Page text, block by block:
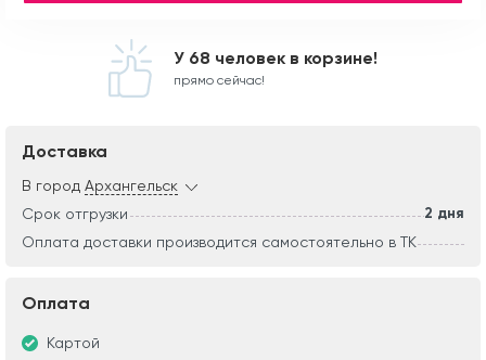
У 68 человек в корзине!
прямо сейчас!
Доставка
В город Архангельск
Срок отгрузки
2 дня
Оплата доставки производится самостоятельно в ТК
Оплата
Картой